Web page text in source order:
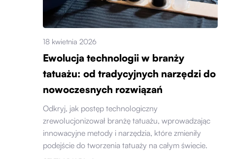
18 kwietnia 2026
Ewolucja technologii w branży
tatuażu: od tradycyjnych narzędzi do
nowoczesnych rozwiązań
Odkryj, jak postęp technologiczny
zrewolucjonizował branżę tatuażu, wprowadzając
innowacyjne metody i narzędzia, które zmieniły
podejście do tworzenia tatuaży na całym świecie.